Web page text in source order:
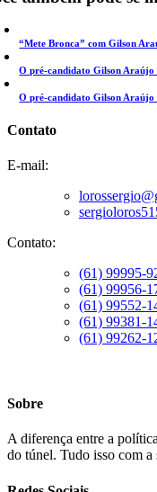
“Mete Bronca” com Gilson
O pré-candidato Gilson
O pré-candidato Gilson Araújo
Contato
E-mail:
Contato:
(61) 99995-
(61) 99956-
(61) 99552-
(61) 99381-
(61) 99262-
Sobre
A diferença entre a
do túnel. Tudo isso com